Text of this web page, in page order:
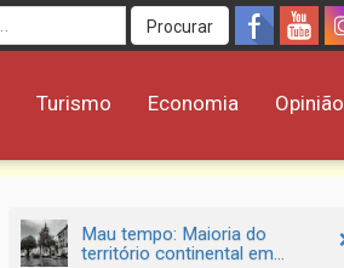
Procurar
Turismo Economia Opinião
Mau tempo: Maioria do
território continental em...